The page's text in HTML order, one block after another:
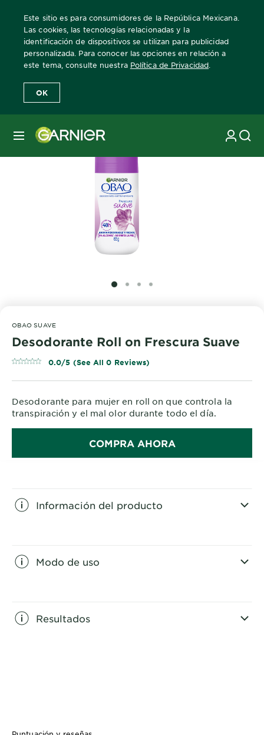
Este sitio es para consumidores de la República Mexicana.
Las cookies, las tecnologías relacionadas y la
identificación de dispositivos se utilizan para publicidad
personalizada. Para conocer las opciones en relación a
este tema, consulte nuestra Política de Privacidad
OK
MENÚ
Home obao-mujer roll-on
SLIDE 1
SLIDE 2
SLIDE 3
SLIDE 4
OBAO SUAVE
Desodorante Roll on Frescura Suave
0.0/5 (See All 0 Reviews)
Desodorante para mujer en roll on que controla la
transpiración y el mal olor durante todo el día.
COMPRA AHORA
Información del producto
Modo de uso
Resultados